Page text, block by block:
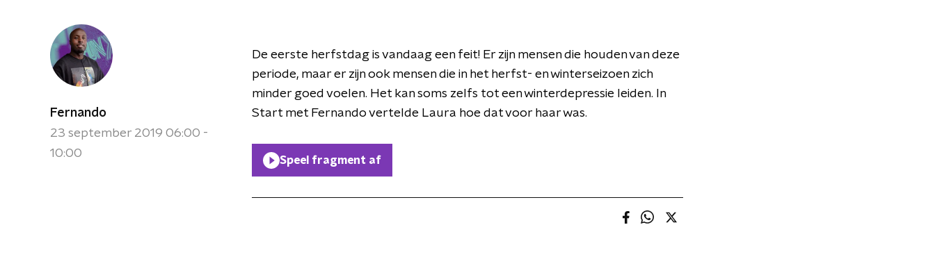
Fernando
23 september 2019 06:00 -
10:00
De eerste herfstdag is vandaag een feit! Er zijn mensen die houden van deze
periode, maar er zijn ook mensen die in het herfst- en winterseizoen zich
minder goed voelen. Het kan soms zelfs tot een winterdepressie leiden. In
Start met Fernando vertelde Laura hoe dat voor haar was.
Speel fragment af